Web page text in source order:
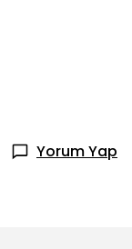
Yorum Yap